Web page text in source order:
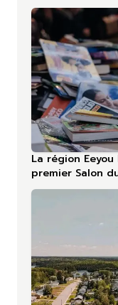
La région
premier Salon